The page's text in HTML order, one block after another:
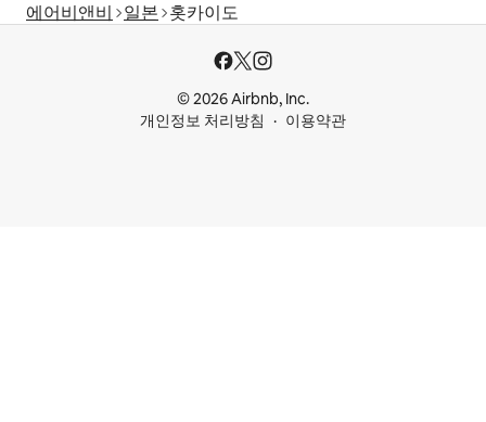
에어비앤비 일본 홋카이도
© 2026 Airbnb, Inc.
개인정보 처리방침
이용약관